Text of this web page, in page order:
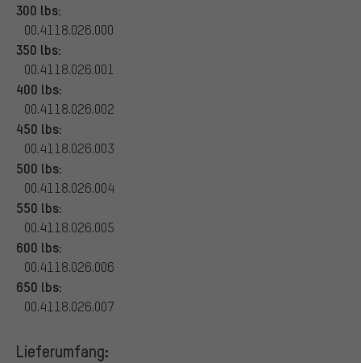
300 lbs:
00.4118.026.000
350 lbs:
00.4118.026.001
400 lbs:
00.4118.026.002
450 lbs:
00.4118.026.003
500 lbs:
00.4118.026.004
550 lbs:
00.4118.026.005
600 lbs:
00.4118.026.006
650 lbs:
00.4118.026.007
Lieferumfang: